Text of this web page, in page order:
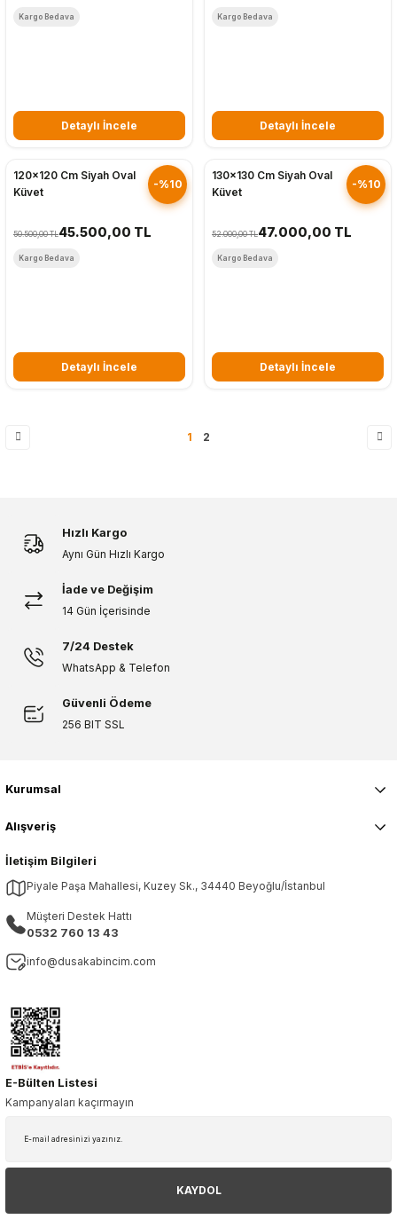
Kargo Bedava
Detaylı İncele
Kargo Bedava
Detaylı İncele
-%10
120x120 Cm Siyah Oval
Küvet
50.500,00 TL45.500,00 TL
Kargo Bedava
Detaylı İncele
-%10
130x130 Cm Siyah Oval
Küvet
52.000,00 TL47.000,00 TL
Kargo Bedava
Detaylı İncele
1 2
Hızlı Kargo
Aynı Gün Hızlı Kargo
İade ve Değişim
14 Gün İçerisinde
7/24 Destek
WhatsApp & Telefon
Güvenli Ödeme
256 BIT SSL
İletişim Bilgileri
Piyale Paşa Mahallesi, Kuzey Sk., 34440 Beyoğlu/İstanbul
Müşteri Destek Hattı
0532 760 13 43
info@dusakabincim.com
Kurumsal
Alışveriş
E-Bülten Listesi
Kampanyaları kaçırmayın
KAYDOL